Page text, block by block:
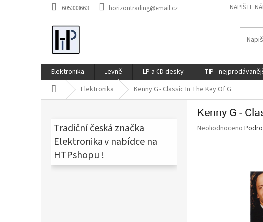
na
605333663 horizontrading@email.cz NAPIŠTE
Elektronika Levně LP a CD desky TIP -
Domů Elektronika Kenny G - Classic In The Key Of G
Tradiční česká značka
Elektronika v nabídce na
HTPshopu !
Kenny G -
Průměrné
Neohodnoceno